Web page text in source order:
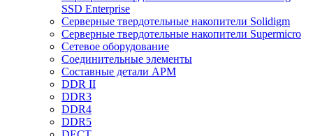
SSD Enterprise
Cерверные твердотельные накопители Solidigm
Cерверные твердотельные накопители Supermicro
Cетевое оборудование
Cоединительные элементы
Cоставные детали АРМ
DDR II
DDR3
DDR4
DDR5